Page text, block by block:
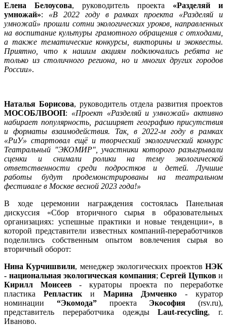
Елена Белоусова, руководитель проекта «Разделяй и
умножай»: «В 2022 году в рамках проекта «Разделяй и
умножай» прошли сотни экологических уроков, направленных
на воспитание культуры грамотного обращения с отходами,
а также тематические конкурсы, викторины и экоквесты.
Приятно, что к нашим акциям подключались ребята не
только из столичного региона, но и многих других городов
России».
Наталья Борисова, руководитель отдела развития проектов
МОСОБЛВООП: «Проект «Разделяй и умножай» активно
набирает популярность, расширяет географию присутствия
и форматы взаимодействия. Так, в 2022-м году в рамках
«РиУ» стартовал ещё и творческий экологический конкурс
Театральный "ЭКОМИР", участники которого разыгрывали
сценки и снимали ролики на тему экологической
ответственности среди подростков и детей. Лучшие
работы будут продемонстрированы на театральном
фестивале в Москве весной 2023 года!»
В ходе церемонии награждения состоялась Панельная
дискуссия «Сбор вторичного сырья в образовательных
организациях: успешные практики и новые тенденции», в
которой представители известных компаний-переработчиков
поделились собственным опытом вовлечения сырья во
вторичный оборот:
Нина Курчишвили, менеджер экологических проектовНЭК
- национальная экологическая компания; Сергей Цупкови
Кирилл Моисеев- кураторы проекта по переработке
пластикаРепластик и Марина Дэмченко- куратор
номинации “Экомода”проекта Экософия (rsv.ru),
представитель переработчика одеждыLaut-recycling, г.
Иваново.